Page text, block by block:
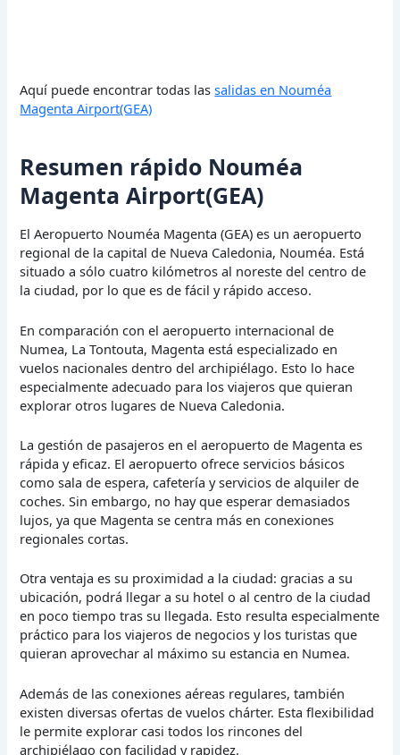
Aquí puede encontrar todas lassalidas en Nouméa
Magenta Airport(GEA)
Resumen rápido Nouméa
Magenta Airport(GEA)
El Aeropuerto Nouméa Magenta (GEA) es un aeropuerto
regional de la capital de Nueva Caledonia, Nouméa. Está
situado a sólo cuatro kilómetros al noreste del centro de
la ciudad, por lo que es de fácil y rápido acceso.
En comparación con el aeropuerto internacional de
Numea, La Tontouta, Magenta está especializado en
vuelos nacionales dentro del archipiélago. Esto lo hace
especialmente adecuado para los viajeros que quieran
explorar otros lugares de Nueva Caledonia.
La gestión de pasajeros en el aeropuerto de Magenta es
rápida y eficaz. El aeropuerto ofrece servicios básicos
como sala de espera, cafetería y servicios de alquiler de
coches. Sin embargo, no hay que esperar demasiados
lujos, ya que Magenta se centra más en conexiones
regionales cortas.
Otra ventaja es su proximidad a la ciudad: gracias a su
ubicación, podrá llegar a su hotel o al centro de la ciudad
en poco tiempo tras su llegada. Esto resulta especialmente
práctico para los viajeros de negocios y los turistas que
quieran aprovechar al máximo su estancia en Numea.
Además de las conexiones aéreas regulares, también
existen diversas ofertas de vuelos chárter. Esta flexibilidad
le permite explorar casi todos los rincones del
archipiélago con facilidad y rapidez.